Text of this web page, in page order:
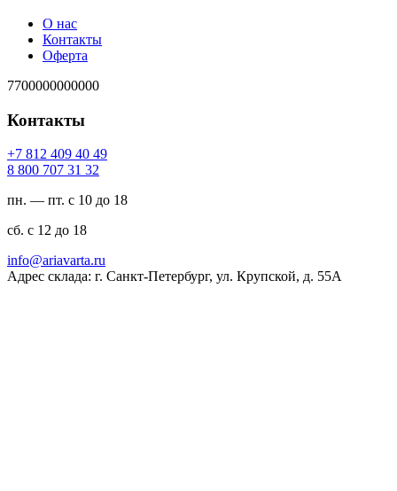
О нас
Контакты
Оферта
7700000000000
Контакты
94 04 904 218 7+
23 13 707 008 8
пн. — пт. с 10 до 18
сб. с 12 до 18
ur.atravaira@ofni
Адрес склада: г. Санкт-Петербург, ул. Крупской, д. 55А